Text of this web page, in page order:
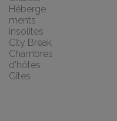
Héberge
ments
insolites
City Break
Chambres
d'hôtes
Gîtes